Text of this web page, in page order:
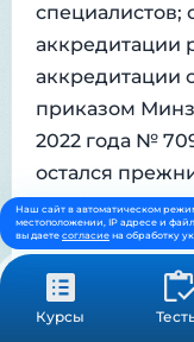
Курсы
специалистов;
аккредитации
аккредитации
приказом
2022 года №
остался
необходимо
чем на 70 %
результата не
сложнее:
разнотипные.
Наш сайт в автоматическом
местоположении, IP адресе и
вы даете согласие на обработку